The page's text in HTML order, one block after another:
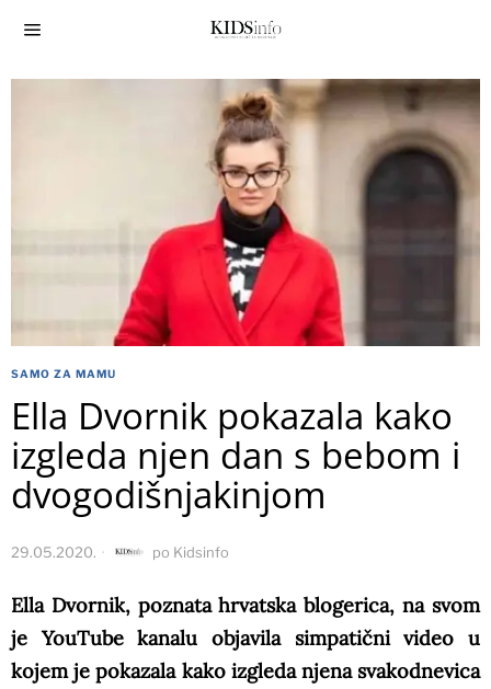
SAMO ZA MAMU
Ella Dvornik pokazala kako
izgleda njen dan s bebom i
dvogodišnjakinjom
29.05.2020. po Kidsinfo
Ella Dvornik, poznata hrvatska blogerica, na svom
je YouTube kanalu objavila simpatični video u
kojem je pokazala kako izgleda njena svakodnevica